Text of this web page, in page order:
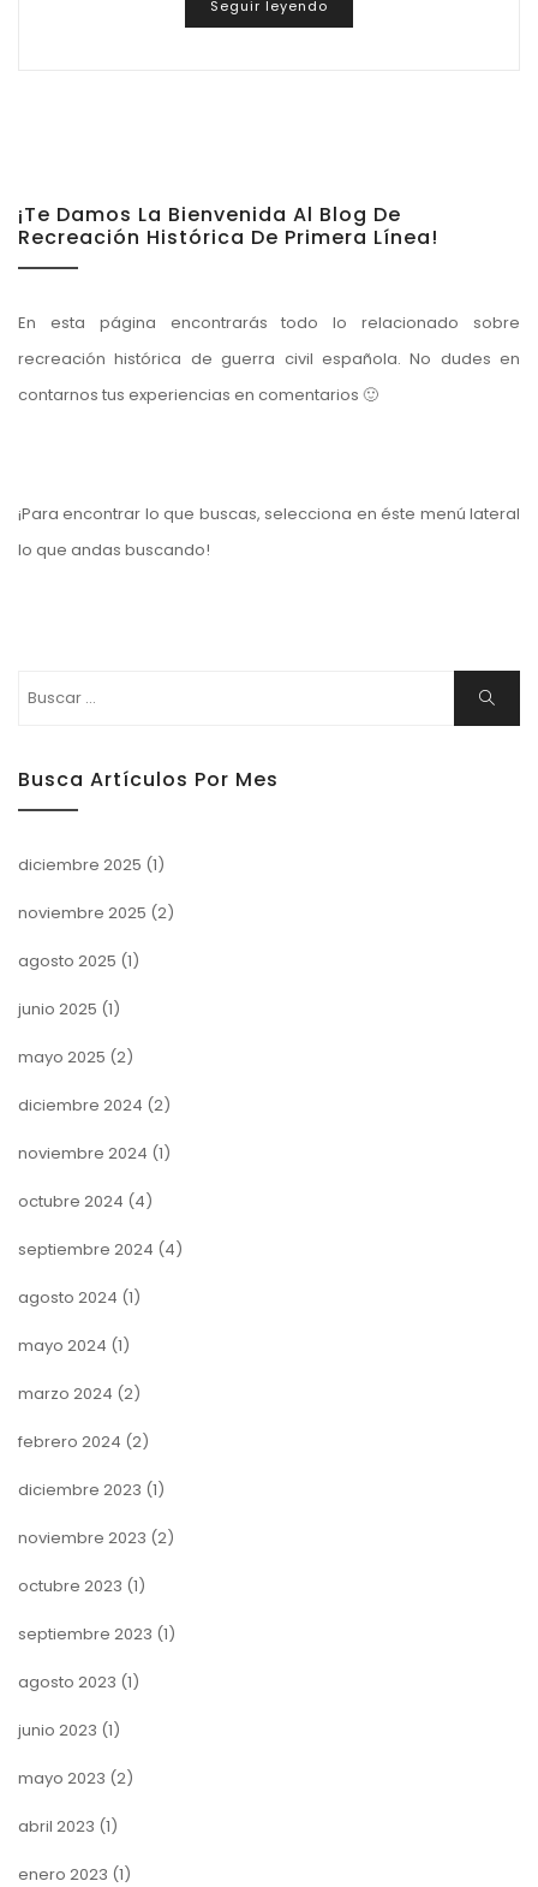
Seguir leyendo
¡Te Damos La Bienvenida Al Blog De
Recreación Histórica De Primera Línea!
En esta página encontrarás todo lo relacionado sobre
recreación histórica de guerra civil española. No dudes en
contarnos tus experiencias en comentarios 🙂
¡Para encontrar lo que buscas, selecciona en éste menú lateral
lo que andas buscando!
Buscar: Buscar
Busca Artículos Por Mes
diciembre 2025 (1)
noviembre 2025 (2)
agosto 2025 (1)
junio 2025 (1)
mayo 2025 (2)
diciembre 2024 (2)
noviembre 2024 (1)
octubre 2024 (4)
septiembre 2024 (4)
agosto 2024 (1)
mayo 2024 (1)
marzo 2024 (2)
febrero 2024 (2)
diciembre 2023 (1)
noviembre 2023 (2)
octubre 2023 (1)
septiembre 2023 (1)
agosto 2023 (1)
junio 2023 (1)
mayo 2023 (2)
abril 2023 (1)
enero 2023 (1)